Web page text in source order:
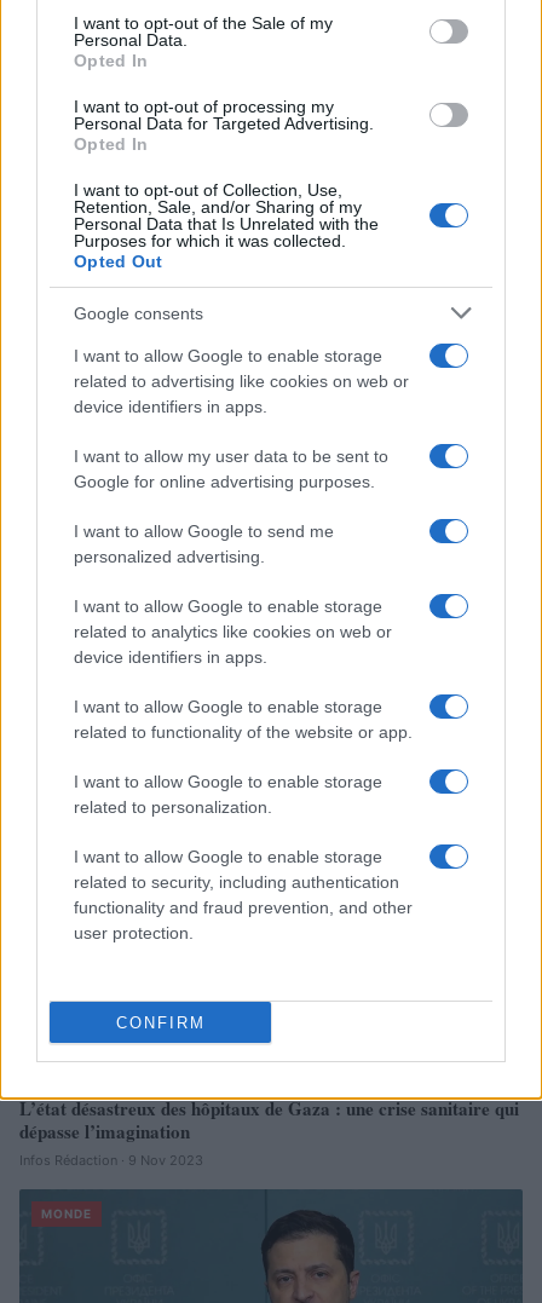
consent section.
I want to opt-out of the Sale of my
Personal Data.
Opted In
I want to opt-out of processing my
Personal Data for Targeted Advertising.
Opted In
I want to opt-out of Collection, Use,
Retention, Sale, and/or Sharing of my
Personal Data that Is Unrelated with the
Purposes for which it was collected.
Opted Out
Google consents
I want to allow Google to enable storage
related to advertising like cookies on web or
device identifiers in apps.
I want to allow my user data to be sent to
Google for online advertising purposes.
I want to allow Google to send me
personalized advertising.
I want to allow Google to enable storage
related to analytics like cookies on web or
device identifiers in apps.
I want to allow Google to enable storage
related to functionality of the website or app.
I want to allow Google to enable storage
related to personalization.
I want to allow Google to enable storage
related to security, including authentication
functionality and fraud prevention, and other
user protection.
CONFIRM
À lire aussi
Le Kazakhstan poursuit ses réformes sociétales à marche
L’état désastreux des hôpitaux de Gaza : une crise sanitaire qui
dépasse l’imagination
Infos Rédaction · 9 Nov 2023
MONDE